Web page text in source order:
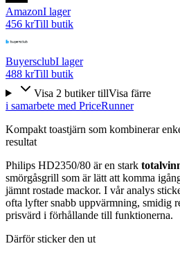
AmazonI lager
456 krTill butik
BuyersclubI lager
488 krTill butik
Visa 2 butiker tillVisa färre
i samarbete med PriceRunner
Kompakt toastjärn som kombinerar
resultat
Philips HD2350/80 är en stark
smörgåsgrill som är lätt att komma
jämnt rostade mackor. I vår analys
ofta lyfter snabb uppvärmning, smidig
prisvärd i förhållande till funktionerna.
Därför sticker den ut